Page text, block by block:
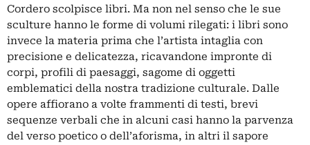
Cordero scolpisce libri. Ma non nel senso che le sue
sculture hanno le forme di volumi rilegati: i libri sono
invece la materia prima che l’artista intaglia con
precisione e delicatezza, ricavandone impronte di
corpi, profili di paesaggi, sagome di oggetti
emblematici della nostra tradizione culturale. Dalle
opere affiorano a volte frammenti di testi, brevi
sequenze verbali che in alcuni casi hanno la parvenza
del verso poetico o dell’aforisma, in altri il sapore